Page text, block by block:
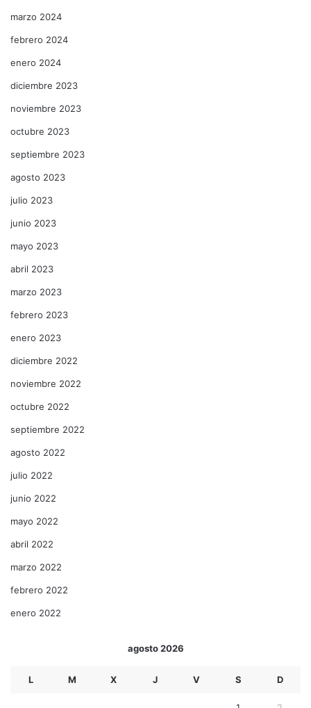
marzo 2024
febrero 2024
enero 2024
diciembre 2023
noviembre 2023
octubre 2023
septiembre 2023
agosto 2023
julio 2023
junio 2023
mayo 2023
abril 2023
marzo 2023
febrero 2023
enero 2023
diciembre 2022
noviembre 2022
octubre 2022
septiembre 2022
agosto 2022
julio 2022
junio 2022
mayo 2022
abril 2022
marzo 2022
febrero 2022
enero 2022
agosto 2026
L M X J V S D